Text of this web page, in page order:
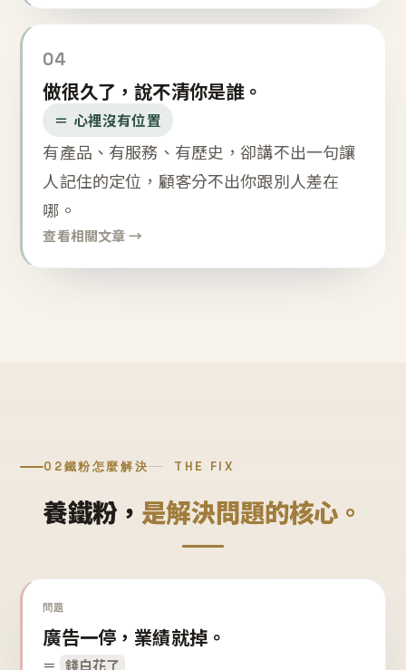
04
做很久了，說不清你是誰。
＝ 心裡沒有位置
有產品、有服務、有歷史，卻講不出一句讓
人記住的定位，顧客分不出你跟別人差在
哪。
查看相關文章 →
02鐵粉怎麼解決 THE FIX
養鐵粉， 是解決問題的核心。
問題
廣告一停，業績就掉。
＝ 錢白花了